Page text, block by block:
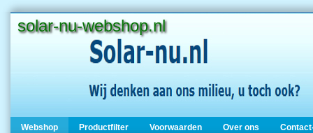
solar-nu-webshop.nl
Webshop Productfilter Voorwaarden Over ons